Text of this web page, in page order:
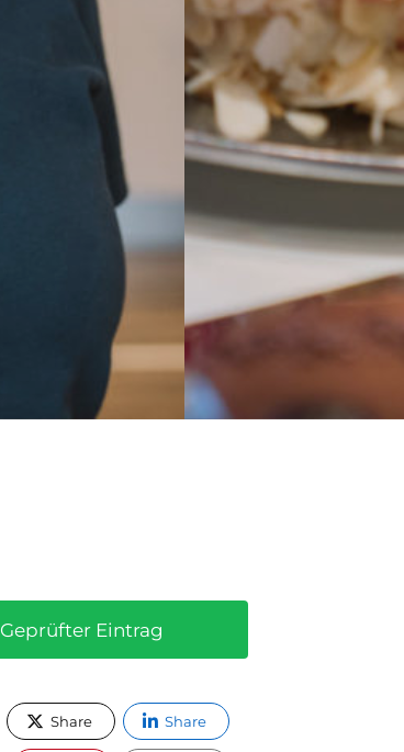
Geprüfter Eintrag
Share Share